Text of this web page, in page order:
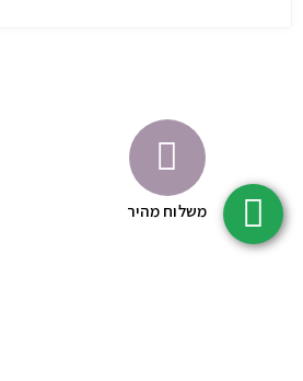
משלוח מהיר